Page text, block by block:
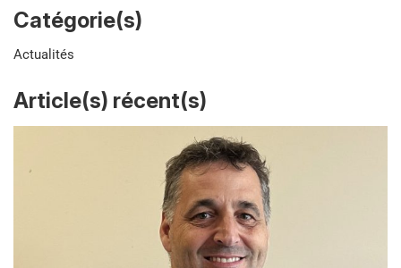
Catégorie(s)
Actualités
Article(s) récent(s)